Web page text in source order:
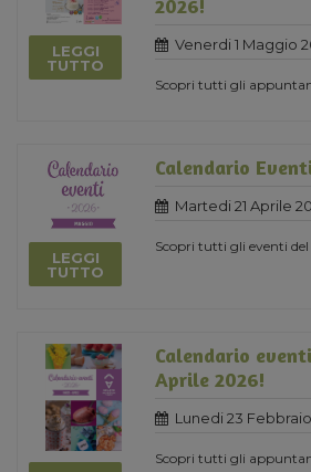
LEGGI
TUTTO
2026!
Venerdi 1 Maggio
Scopri tutti gli
LEGGI
TUTTO
Calendario
Martedi 21 Aprile
Scopri tutti gli eventi del
Calendario
Aprile 2026!
Lunedi 23
Scopri tutti gli